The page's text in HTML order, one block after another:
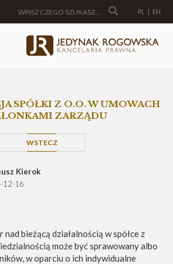
PL | EN
SPÓŁKI Z O.O. W UMOWACH
ZARZĄDU
WSTECZ
Kierok
12-16
nad bieżącą działalnością w spółce z
może być sprawowany albo
w oparciu o ich indywidualne